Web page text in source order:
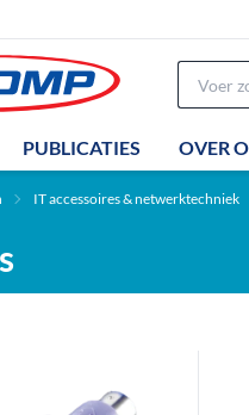
PUBLICATIES OVER
IT accessoires & netwerktechniek